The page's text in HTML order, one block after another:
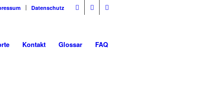
Datenschutz
Kontakt Glossar FAQ